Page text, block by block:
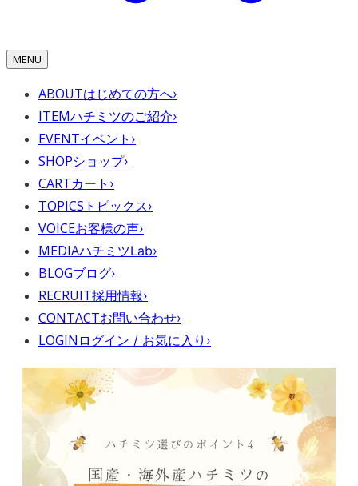
MENU
ABOUTはじめての方へ›
ITEMハチミツのご紹介›
EVENTイベント ›
SHOPショップ›
CARTカート ›
TOPICS トピックス›
VOICEお客様の声›
MEDIAハチミツLab›
BLOGブログ›
RECRUIT採用情報›
CONTACTお問い合わせ›
LOGIN ログイン / お気に入り ›